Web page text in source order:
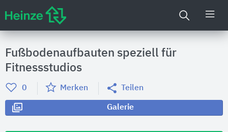
Fußbodenaufbauten speziell für
Fitnessstudios
0 Merken Teilen
Galerie